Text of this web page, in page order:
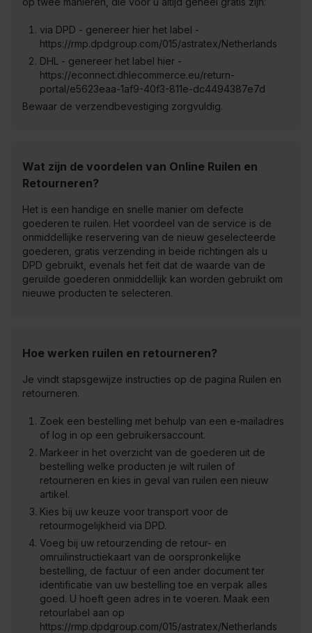
via DPD - genereer hier het label -
https://rmp.dpdgroup.com/015/astratex/Netherlands
DHL - genereer het label hier -
https://econnect.dhlecommerce.eu/return-
portal/e5623eaa-1af9-40f3-811e-dc4494387e7d
Bewaar de verzendbevestiging zorgvuldig.
Wat zijn de voordelen van Online Ruilen en
Retourneren?
Het is een handige en snelle manier om defecte
goederen te ruilen. Het voordeel van de service is de
onmiddellijke reservering van de nieuw geselecteerde
goederen, gratis verzending in beide richtingen als u
DPD gebruikt, evenals het feit dat de waarde van de
geruilde goederen onmiddellijk kan worden gebruikt om
nieuwe producten te selecteren.
Hoe werken ruilen en retourneren?
Je vindt stapsgewijze instructies op de pagina Ruilen en
retourneren.
Zoek een bestelling met behulp van een e-mailadres
of log in op een gebruikersaccount.
Markeer in het overzicht van de goederen uit de
bestelling welke producten je wilt ruilen of
retourneren en kies in geval van ruilen een nieuw
artikel.
Kies bij uw keuze voor transport voor de
retourmogelijkheid via DPD.
Voeg bij uw retourzending de retour- en
omruilinstructiekaart van de oorspronkelijke
bestelling, de factuur of een ander document ter
identificatie van uw bestelling toe en verpak alles
goed. U hoeft geen adres in te voeren. Maak een
retourlabel aan op
https://rmp.dpdgroup.com/015/astratex/Netherlands